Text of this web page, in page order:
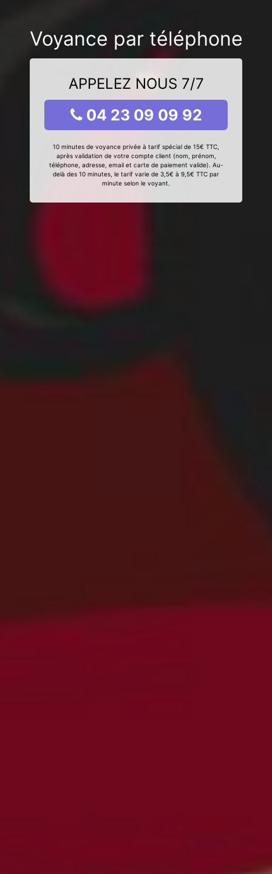
Voyance par téléphone
APPELEZ NOUS 7/7
04 23 09 09 92
10 minutes de voyance privée à tarif spécial de 15€ TTC,
après validation de votre compte client (nom, prénom,
téléphone, adresse, email et carte de paiement valide). Au-
delà des 10 minutes, le tarif varie de 3,5€ à 9,5€ TTC par
minute selon le voyant.